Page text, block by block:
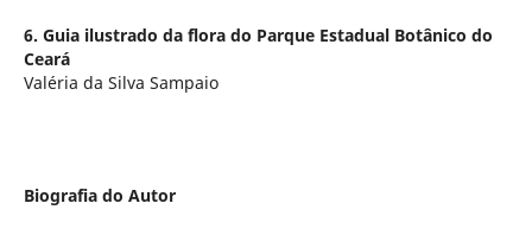
6. Guia ilustrado da flora do Parque Estadual Botânico do
Ceará
Valéria da Silva Sampaio
Biografia do Autor